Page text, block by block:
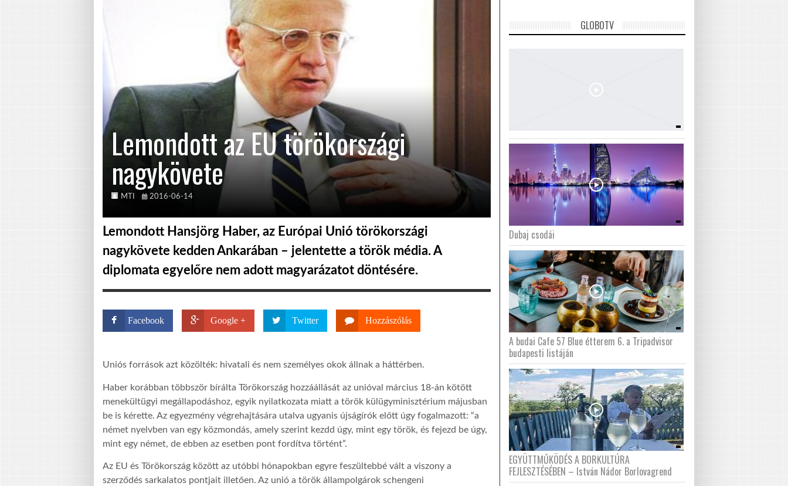
Lemondott az EU törökországi
nagykövete
MTI 2016-06-14
Lemondott Hansjörg Haber, az Európai Unió törökországi
nagykövete kedden Ankarában – jelentette a török média. A
diplomata egyelőre nem adott magyarázatot döntésére.
Facebook Google + Twitter Hozzászólás
Uniós források azt közölték: hivatali és nem személyes okok állnak a háttérben.
Haber korábban többször bírálta Törökország hozzáállását az unióval március 18-án kötött
menekültügyi megállapodáshoz, egyik nyilatkozata miatt a török külügyminisztérium májusban
be is kérette. Az egyezmény végrehajtására utalva ugyanis újságírók előtt úgy fogalmazott: “a
német nyelvben van egy közmondás, amely szerint kezdd úgy, mint egy török, és fejezd be úgy,
mint egy német, de ebben az esetben pont fordítva történt”.
Az EU és Törökország között az utóbbi hónapokban egyre feszültebbé vált a viszony a
szerződés sarkalatos pontjait illetően. Az unió a török állampolgárok schengeni
GLOBOTV
Dubaj csodái
A budai Cafe 57 Blue étterem 6. a Tripadvisor
budapesti listáján
EGYÜTTMŰKÖDÉS A BORKULTÚRA
FEJLESZTÉSÉBEN – István Nádor Borlovagrend